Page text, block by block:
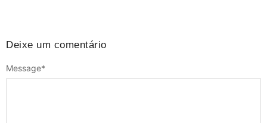
Deixe um comentário
Message*